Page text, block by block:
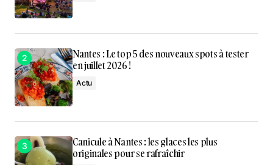
Nantes : Le top 5 des nouveaux spots à tester
en juillet 2026 !
Actu
Canicule à Nantes : les glaces les plus
originales pour se rafraîchir